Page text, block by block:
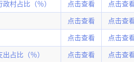
村占比（％） 点击查看 点击查
点击查看 点击查
点击查看 点击查
占比（％） 点击查看 点击查